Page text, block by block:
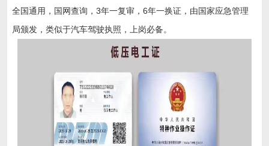
全国通用，国网查询，3年一复审，6年一换证，由国家应急管理
局颁发，类似于汽车驾驶执照，上岗必备。